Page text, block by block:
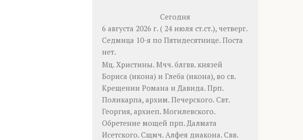
Сегодня
6 августа 2026 г. ( 24 июля ст.ст.), четверг.
Седмица 10-я по Пятидесятнице. Поста
нет.
Мц. Христины. Мчч. блгвв. князей
Бориса (икона) и Глеба (икона), во св.
Крещении Романа и Давида. Прп.
Поликарпа, архим. Печерского. Свт.
Георгия, архиеп. Могилевского.
Обретение мощей прп.Далмата
Исетского. Сщмч. Алфея диакона. Свв.